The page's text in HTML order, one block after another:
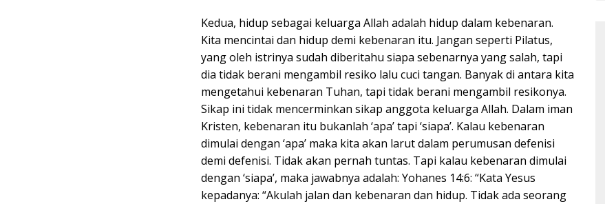
Kedua, hidup sebagai keluarga Allah adalah hidup dalam kebenaran.
Kita mencintai dan hidup demi kebenaran itu. Jangan seperti Pilatus,
yang oleh istrinya sudah diberitahu siapa sebenarnya yang salah, tapi
dia tidak berani mengambil resiko lalu cuci tangan. Banyak di antara kita
mengetahui kebenaran Tuhan, tapi tidak berani mengambil resikonya.
Sikap ini tidak mencerminkan sikap anggota keluarga Allah. Dalam iman
Kristen, kebenaran itu bukanlah ‘apa’ tapi ‘siapa’. Kalau kebenaran
dimulai dengan ‘apa’ maka kita akan larut dalam perumusan defenisi
demi defenisi. Tidak akan pernah tuntas. Tapi kalau kebenaran dimulai
dengan ‘siapa’, maka jawabnya adalah: Yohanes 14:6: “Kata Yesus
kepadanya: “Akulah jalan dan kebenaran dan hidup. Tidak ada seorang